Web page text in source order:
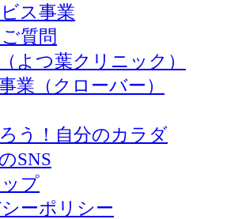
ス事業
質問
よつ葉クリニック）
業（クローバー）
う！自分のカラダ
SNS
プ
ーポリシー